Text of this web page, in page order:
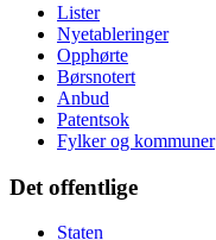
Lister
Nyetableringer
Opphørte
Børsnotert
Anbud
Patentsok
Fylker og kommuner
Det offentlige
Staten